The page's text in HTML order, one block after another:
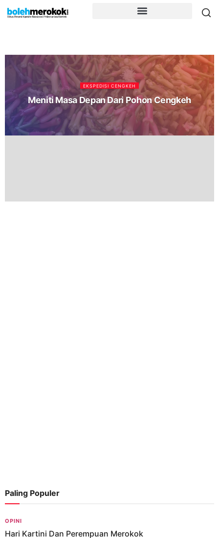
EKSPEDISI CENGKEH
Meniti Masa Depan Dari Pohon Cengkeh
Paling Populer
OPINI
Hari Kartini Dan Perempuan Merokok